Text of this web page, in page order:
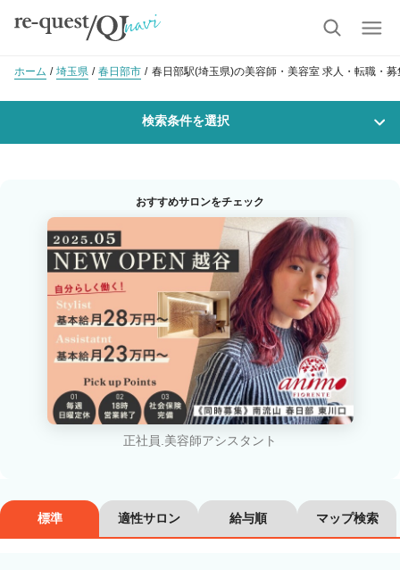
ホーム 埼玉県 春日部市 春日部駅(埼玉県)の美容師・美容室 求人・転職・募
検索条件を選択
沿線・駅を選択 市区町村を選択
春日部
職種・技能ランク
美容師スタイリスト 美容師アシスタント
カラーリスト フロント・レセプション
ネイリスト エステティシャン
講師・インストラクター 営業・販売スタッフ・その他
おすすめサロンをチェック
正社員.美容師アシスタント
標準 適性サロン 給与順 マップ検索